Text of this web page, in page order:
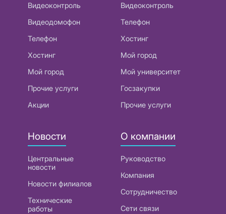
Видеоконтроль
Видеодомофон
Телефон
Хостинг
Мой город
Прочие услуги
Акции
Видеоконтроль
Телефон
Хостинг
Мой город
Мой университет
Госзакупки
Прочие услуги
Новости
Центральные
новости
Новости филиалов
Технические
работы
О компании
Руководство
Компания
Сотрудничество
Сети связи